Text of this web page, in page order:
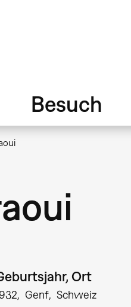
Besuch
Ort
Genf Schweiz